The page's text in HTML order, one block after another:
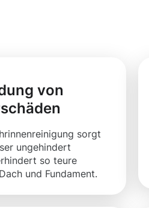
von
sorgt
ungehindert
so teure
und Fundament.